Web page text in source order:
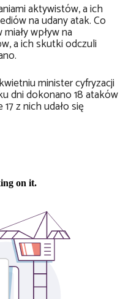
aktywistów, a ich
na udany atak. Co
wpływ na
a ich skutki odczuli
minister cyfryzacji
dni dokonano 18 ataków
z nich udało się